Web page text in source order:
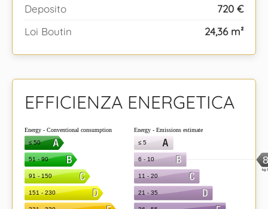
Deposito
720 €
Loi Boutin
24,36 m²
EFFICIENZA ENERGETICA